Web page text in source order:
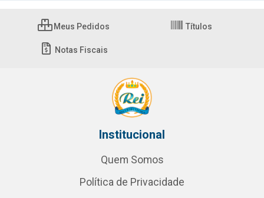
Meus Pedidos Títulos
Notas Fiscais
Institucional
Quem Somos
Política de Privacidade